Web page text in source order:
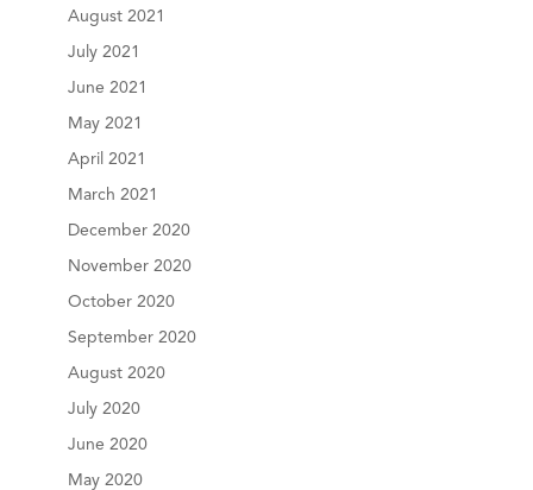
August 2021
July 2021
June 2021
May 2021
April 2021
March 2021
December 2020
November 2020
October 2020
September 2020
August 2020
July 2020
June 2020
May 2020